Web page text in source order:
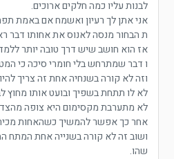
לבנות עליו כמה חלקים ארוכים.
אני אתן לך רעיון ואשמח אם באמת
ת הבחור מנסה לאנוס את אחותו דבר
אז הוא חושב שיש דרך טובה יותר
ו דבר שמתרחש בלי חומרי סיכה כי
וזה לא קורה בשנחיה אחת זה צריך
לא לו תתחת בשפיך ובועט אותו מחוץ
לא מתערבת מקסימום היא צופה מהצד
אחר כך אפשר להמשיך כשהאחות
ושוב זה לא קורה בשנייה אחת המתח
שהו.